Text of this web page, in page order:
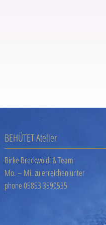
BEHÜTET Atelier
Birke Breckwoldt & Team
Mo. – Mi. zu erreichen unter
phone 05853 3590535